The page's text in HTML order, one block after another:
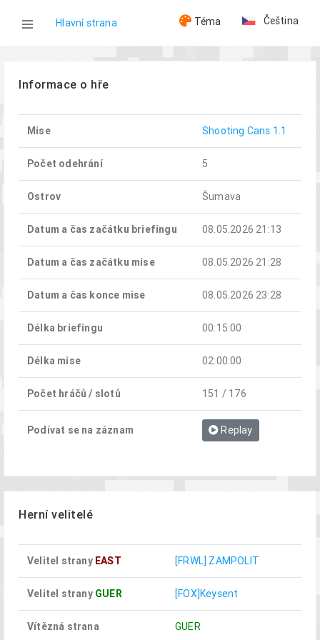
Hlavní strana
Hry
Shooting Cans (08.05.2026)
Téma Čeština
Informace o hře
Mise Shooting Cans 1.1
Počet odehrání 5
Ostrov Šumava
Datum a čas začátku briefingu 08.05.2026 21:13
Datum a čas začátku mise 08.05.2026 21:28
Datum a čas konce mise 08.05.2026 23:28
Délka briefingu 00:15:00
Délka mise 02:00:00
Počet hráčů / slotů 151 / 176
Podívat se na záznam Replay
Herní velitelé
Velitel strany EAST [FRWL] ZAMPOLIT
Velitel strany GUER [FOX]Keysent
Vítězná strana GUER